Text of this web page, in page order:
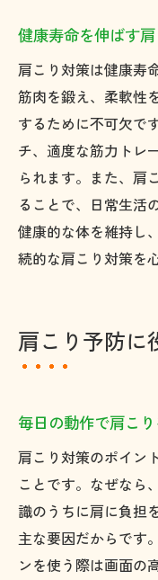
健康寿命を伸ばす
肩こり対策は健康寿
筋肉を鍛え、柔軟性
するために不可欠で
チ、適度な筋力トレ
られます。また、肩
ることで、日常生活
健康的な体を維持し
続的な肩こり対策を
肩こり予防に
毎日の動作で肩こ
肩こり対策のポイン
ことです。なぜなら
識のうちに肩に負担
主な要因だからです
ンを使う際は画面の